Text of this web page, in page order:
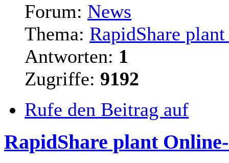
Forum: News
Thema: RapidShare
Antworten: 1
Zugriffe: 9192
Rufe den Beitrag auf
RapidShare plant